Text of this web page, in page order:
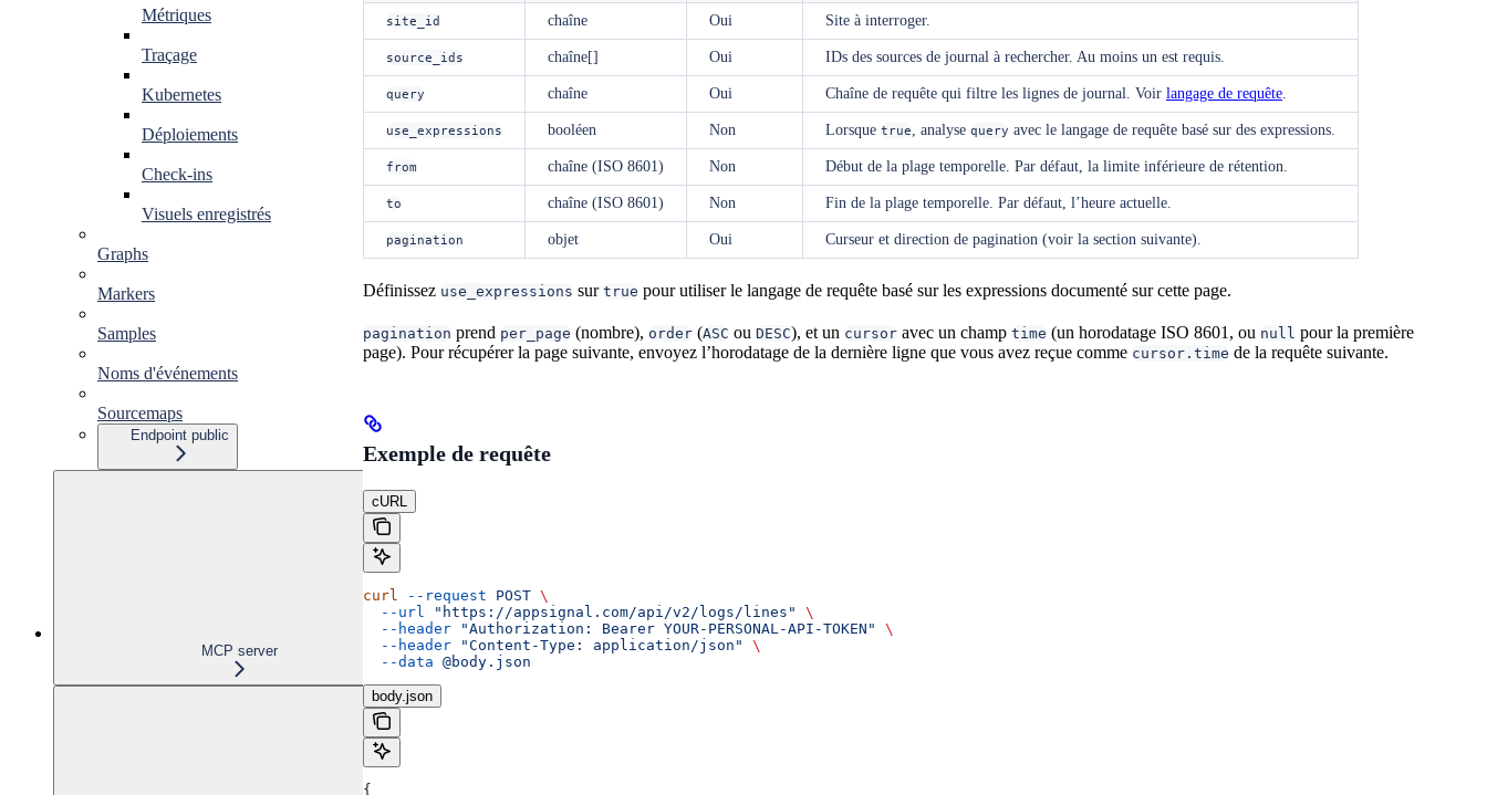
Métriques
Traçage
Kubernetes
Déploiements
Check-ins
Visuels enregistrés
Graphs
Markers
Samples
Noms d'événements
Sourcemaps
Endpoint public
MCP server
site_id chaîne Oui Site à interroger.
source_ids chaîne[] Oui IDs des sources de journal à rechercher. Au moins un est requis.
query chaîne Oui Chaîne de requête qui filtre les lignes de journal. Voir langage de requête.
use_expressions booléen Non Lorsque true, analyse query avec le langage de requête basé sur des expressions.
from chaîne (ISO 8601) Non Début de la plage temporelle. Par défaut, la limite inférieure de rétention.
to chaîne (ISO 8601) Non Fin de la plage temporelle. Par défaut, l’heure actuelle.
pagination objet Oui Curseur et direction de pagination (voir la section suivante).
Définissez use_expressions sur true pour utiliser le langage de requête basé sur les expressions documenté sur cette page.
pagination prend per_page (nombre), order (ASC ou DESC), et un cursor avec un champ time (un horodatage ISO 8601, ou null pour la première
page). Pour récupérer la page suivante, envoyez l’horodatage de la dernière ligne que vous avez reçue comme cursor.time de la requête suivante.
Exemple de requête
cURL
curl --request POST \
  --url
"https://appsignal.com/api/v2/logs/lines"
\
  --header
"Authorization: Bearer YOUR-PERSONAL-API-TOKEN"
\
  --header
"Content-Type: application/json"
\
  --data
@body.json
body.json
{